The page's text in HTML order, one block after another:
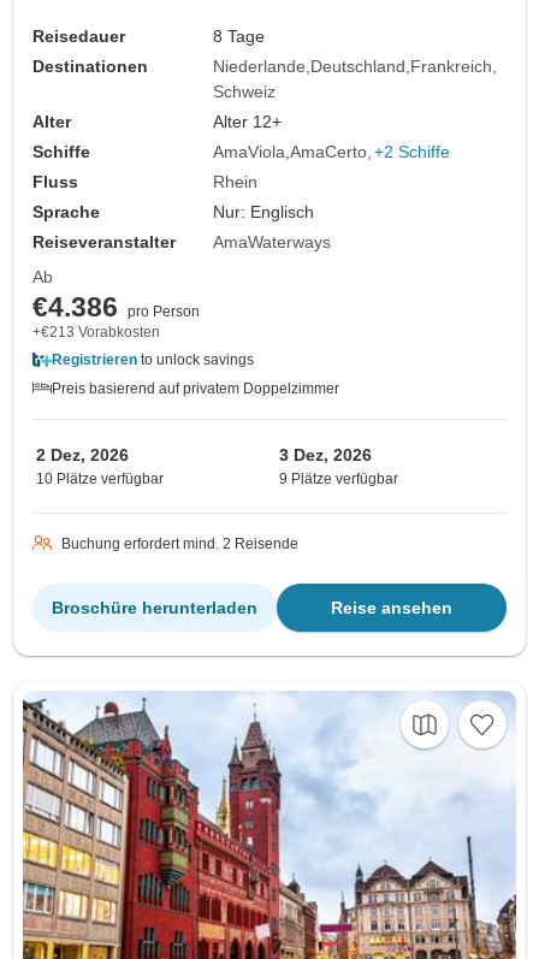
Reisedauer
8 Tage
Destinationen
Niederlande Deutschland Frankreich
Schweiz
Alter
Alter 12+
Schiffe
AmaViola AmaCerto +2 Schiffe
Fluss
Rhein
Sprache
Nur: Englisch
Reiseveranstalter
AmaWaterways
Ab
€4.386
pro Person
+€213 Vorabkosten
Registrieren to unlock savings
Preis basierend auf privatem Doppelzimmer
2 Dez, 2026
10 Plätze verfügbar
3 Dez, 2026
9 Plätze verfügbar
Buchung erfordert mind. 2 Reisende
Reise ansehen
Broschüre herunterladen